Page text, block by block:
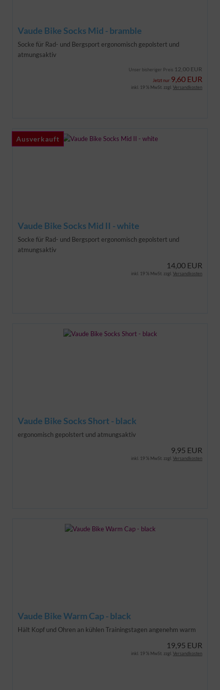
Vaude Bike Socks Mid - bramble
Socke für Rad- und Bergsport ergonomisch gepolstert und
atmungsaktiv
Unser bisheriger Preis 12,00 EUR
Jetzt nur 9,60 EUR
inkl. 19 % MwSt. zzgl. Versandkosten
Vaude Bike Socks Mid II - white
Socke für Rad- und Bergsport ergonomisch gepolstert und
atmungsaktiv
14,00 EUR
inkl. 19 % MwSt. zzgl. Versandkosten
Ausverkauft
Ausverkauft
Vaude Bike Socks Short - black
ergonomisch gepolstert und atmungsaktiv
9,95 EUR
inkl. 19 % MwSt. zzgl. Versandkosten
Vaude Bike Warm Cap - black
Hält Kopf und Ohren an kühlen Trainingstagen angenehm warm
19,95 EUR
inkl. 19 % MwSt. zzgl. Versandkosten